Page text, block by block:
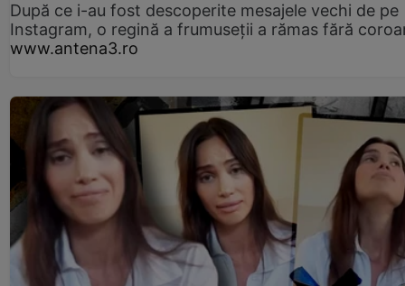
După ce i-au fost descoperite mesajele vechi de pe
Instagram, o regină a frumuseții a rămas fără
www.antena3.ro